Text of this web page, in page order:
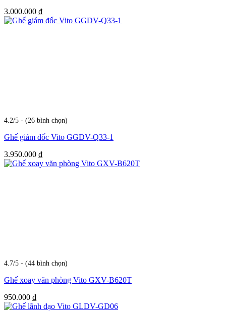
3.000.000 ₫
4.2/5 - (26 bình chọn)
Ghế giám đốc Vito GGDV-Q33-1
3.950.000 ₫
4.7/5 - (44 bình chọn)
Ghế xoay văn phòng Vito GXV-B620T
950.000 ₫